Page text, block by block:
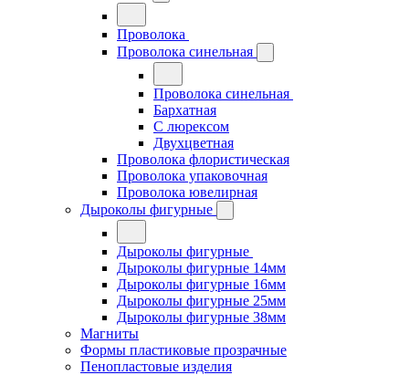
Проволока
Проволока синельная
Проволока синельная
Бархатная
С люрексом
Двухцветная
Проволока флористическая
Проволока упаковочная
Проволока ювелирная
Дыроколы фигурные
Дыроколы фигурные
Дыроколы фигурные 14мм
Дыроколы фигурные 16мм
Дыроколы фигурные 25мм
Дыроколы фигурные 38мм
Магниты
Формы пластиковые прозрачные
Пенопластовые изделия